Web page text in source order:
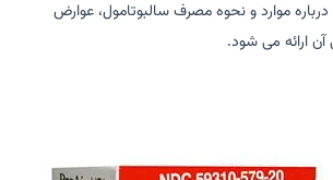
درباره موارد و نحوه مصرف سالبوتامول، عوارض
آن ارائه می شود.